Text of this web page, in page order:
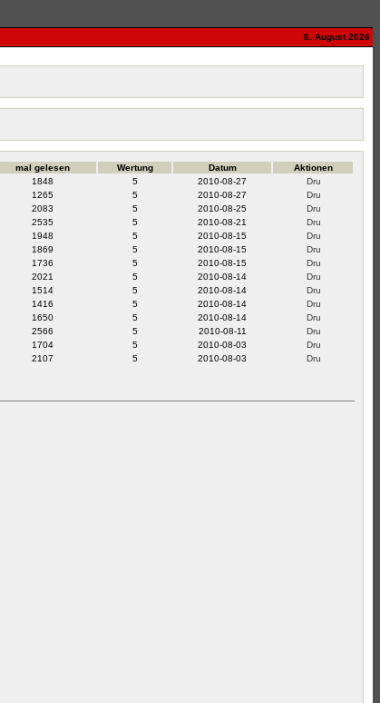
8. August 2026
mal gelesen Wertung Datum
Aktionen
1848 5
2010-08-27
1265 5
2010-08-27
2083 5
2010-08-25
2535 5
2010-08-21
1948 5
2010-08-15
1869 5
2010-08-15
1736 5
2010-08-15
2021 5
2010-08-14
1514 5
2010-08-14
1416 5
2010-08-14
1650 5
2010-08-14
2566 5
2010-08-11
1704 5
2010-08-03
2107 5 2010-08-03